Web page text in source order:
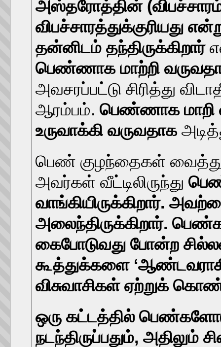
அஸ்தரோத்தின்
விபச்சாரத்துக்குரியது
தன்னிடம் தந்திருக்கிறார்
பெண்ணாக மாற்றி
அவசரப்பட்டு சிரித்து
ஆரம்பம். பெண்ணாக மாறி
உருவாக்கி வருவதாக
பெண் குழந்தைகள்
அவர்கள் வீட்டிலிருந்து
வாங்கியிருக்கிறார்.
அலைந்திருக்கிறார்.
கைபோடுவது போன்ற
கூத்துக்களை
விசுவாசிகள் ஏற்றுக்
ஒரு கட்டத்தில்
நடந்திருப்பதும், அதிலும்